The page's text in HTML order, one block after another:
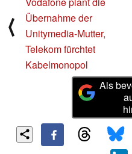
⟨
Übernahme der
Unitymedia-Mutter,
Telekom fürchtet
Kabelmonopol
Als